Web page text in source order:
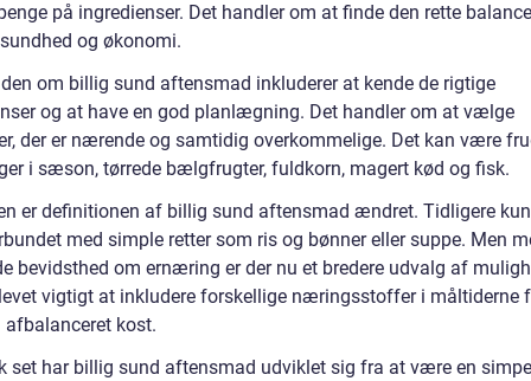
på ingredienser. Det handler om at finde den rette balance
og økonomi.
om billig sund aftensmad inkluderer at kende de rigtige
og at have en god planlægning. Det handler om at vælge
der er nærende og samtidig overkommelige. Det kan være
i sæson, tørrede bælgfrugter, fuldkorn, magert kød og fisk.
er definitionen af billig sund aftensmad ændret. Tidligere
med simple retter som ris og bønner eller suppe. Men
bevidsthed om ernæring er der nu et bredere udvalg af
vigtigt at inkludere forskellige næringsstoffer i måltiderne
afbalanceret kost.
set har billig sund aftensmad udviklet sig fra at være en